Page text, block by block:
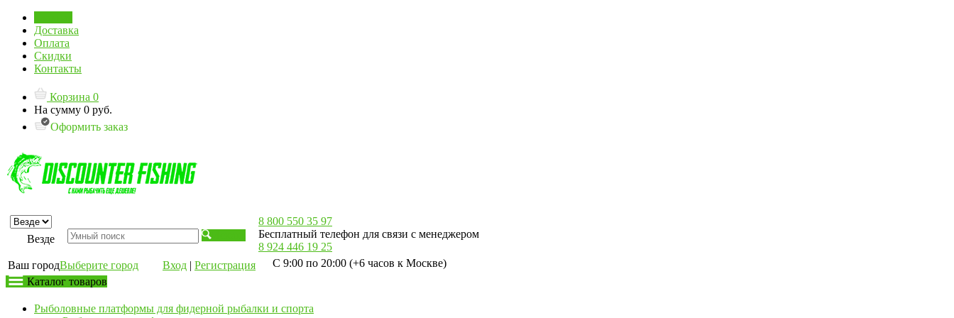
Доставка
Оплата
Скидки
Контакты
Корзина 0
На сумму 0 руб.
Оформить заказ
Везде
Ваш городВыберите город Вход | Регистрация
8 800 550 35 97
Бесплатный телефон для связи с менеджером
8 924 446 19 25
С 9:00 по 20:00 (+6 часов к Москве)
Каталог товаров
Рыболовные платформы для фидерной рыбалки и спорта